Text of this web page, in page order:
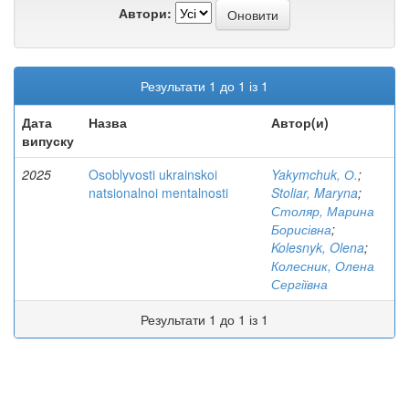
Автори:
Результати 1 до 1 із 1
Дата
випуску
Назва Автор(и)
2025
Osoblyvosti ukrainskoi
natsionalnoi mentalnosti
Yakymchuk, О.;
Stoliar, Maryna;
Столяр, Марина
Борисівна;
Kolesnyk, Olena;
Колесник, Олена
Сергіївна
Результати 1 до 1 із 1